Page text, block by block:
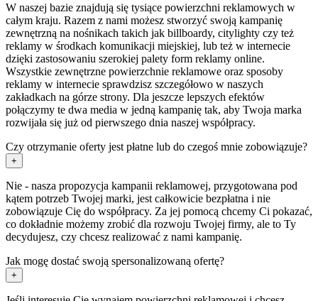
W naszej bazie znajdują się tysiące powierzchni reklamowych w
całym kraju. Razem z nami możesz stworzyć swoją kampanię
zewnętrzną na nośnikach takich jak billboardy, citylighty czy też
reklamy w środkach komunikacji miejskiej, lub też w internecie
dzięki zastosowaniu szerokiej palety form reklamy online.
Wszystkie zewnętrzne powierzchnie reklamowe oraz sposoby
reklamy w internecie sprawdzisz szczegółowo w naszych
zakładkach na górze strony. Dla jeszcze lepszych efektów
połączymy te dwa media w jedną kampanię tak, aby Twoja marka
rozwijała się już od pierwszego dnia naszej współpracy.
Czy otrzymanie oferty jest płatne lub do czegoś mnie zobowiązuje?
+
Nie - nasza propozycja kampanii reklamowej, przygotowana pod
kątem potrzeb Twojej marki, jest całkowicie bezpłatna i nie
zobowiązuje Cię do współpracy. Za jej pomocą chcemy Ci pokazać,
co dokładnie możemy zrobić dla rozwoju Twojej firmy, ale to Ty
decydujesz, czy chcesz realizować z nami kampanię.
Jak mogę dostać swoją spersonalizowaną ofertę?
+